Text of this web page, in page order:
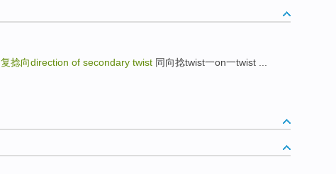
复捻向direction of secondary twist 同向捻twist一on一twist ...